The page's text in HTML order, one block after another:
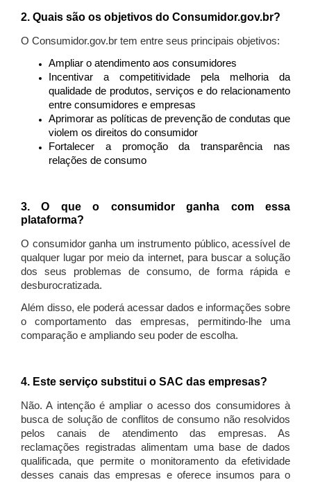
2. Quais são os objetivos do Consumidor.gov.br?
O Consumidor.gov.br tem entre seus principais objetivos:
Ampliar o atendimento aos consumidores
Incentivar a competitividade pela melhoria da
qualidade de produtos, serviços e do relacionamento
entre consumidores e empresas
Aprimorar as políticas de prevenção de condutas que
violem os direitos do consumidor
Fortalecer a promoção da transparência nas
relações de consumo
3. O que o consumidor ganha com essa
plataforma?
O consumidor ganha um instrumento público, acessível de
qualquer lugar por meio da internet, para buscar a solução
dos seus problemas de consumo, de forma rápida e
desburocratizada.
Além disso, ele poderá acessar dados e informações sobre
o comportamento das empresas, permitindo-lhe uma
comparação e ampliando seu poder de escolha.
4. Este serviço substitui o SAC das empresas?
Não. A intenção é ampliar o acesso dos consumidores à
busca de solução de conflitos de consumo não resolvidos
pelos canais de atendimento das empresas. As
reclamações registradas alimentam uma base de dados
qualificada, que permite o monitoramento da efetividade
desses canais das empresas e oferece insumos para o